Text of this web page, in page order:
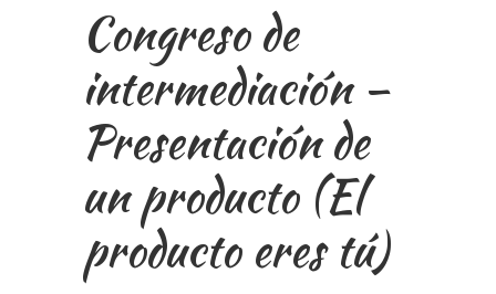
Congreso de
intermediación –
Presentación de
un producto (El
producto eres tú)